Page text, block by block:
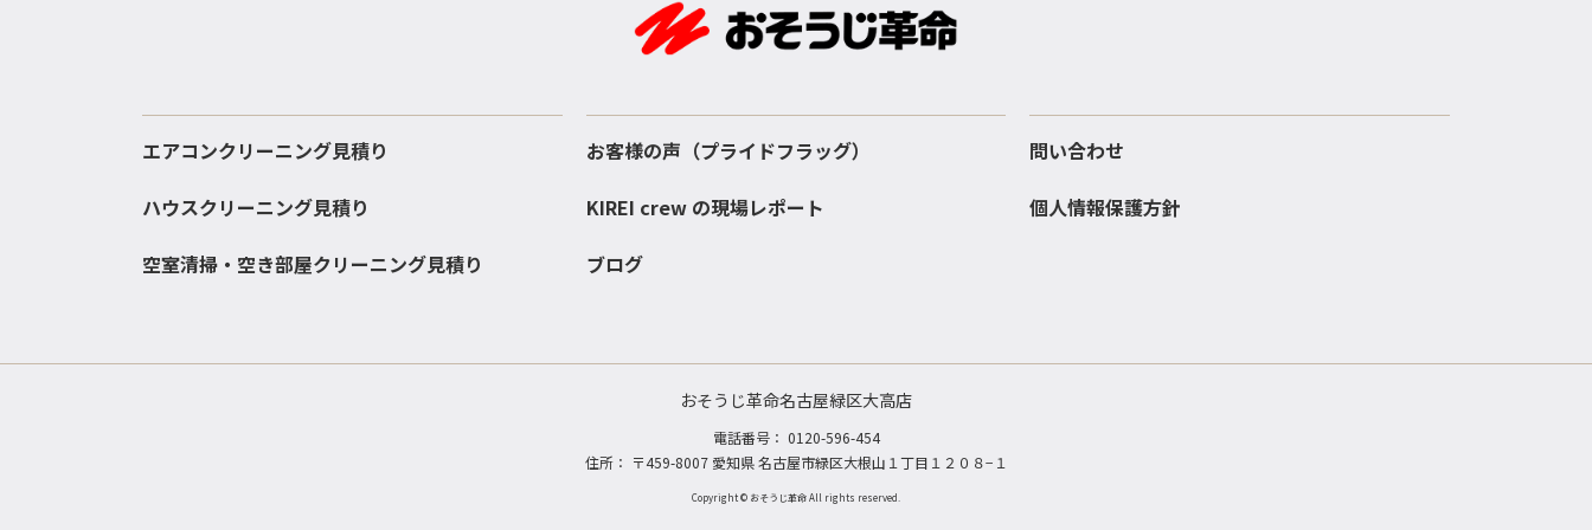
エアコンクリーニング見積り
ハウスクリーニング見積り
空室清掃・空き部屋クリーニング見積り
お客様の声（プライドフラッグ）
KIREI crew の現場レポート
ブログ
問い合わせ
個人情報保護方針
おそうじ革命名古屋緑区大高店
電話番号： 0120-596-454
住所： 〒459-8007 愛知県 名古屋市緑区大根山１丁目１２０８−１
Copyright © おそうじ革命 All rights reserved.